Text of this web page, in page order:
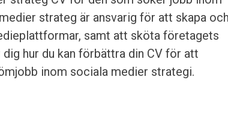
strateg är ansvarig för att skapa och
samt att sköta företagets
hur du kan förbättra din CV för att
inom sociala medier strategi.